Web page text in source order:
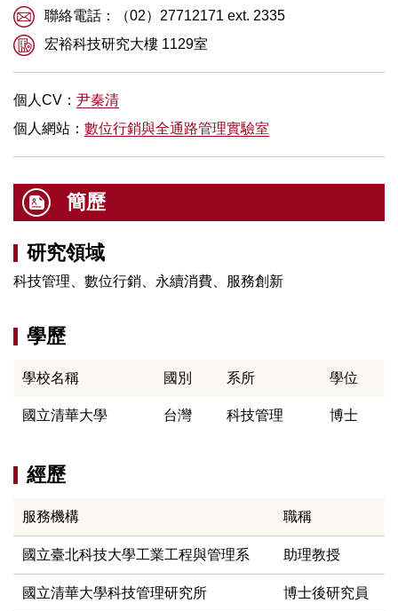
聯絡電話：（02）27712171 ext. 2335
宏裕科技研究大樓 1129室
個人CV： 尹秦清
個人網站： 數位行銷與全通路管理實驗室
簡歷
研究領域
科技管理、數位行銷、永續消費、服務創新
學歷
學校名稱 國別 系所 學位
國立清華大學 台灣 科技管理 博士
經歷
服務機構 職稱
國立臺北科技大學工業工程與管理系 助理教授
國立清華大學科技管理研究所 博士後研究員